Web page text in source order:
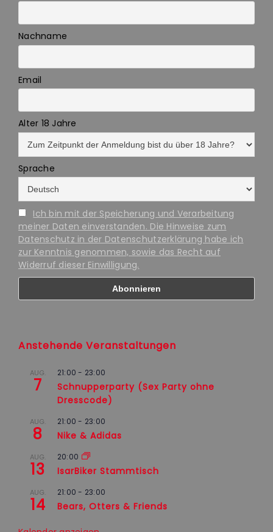
Nachname
Email
Alter 18 Jahre
Sprache
Ich bin mit der Speicherung und Verarbeitung
meiner Daten einverstanden. Die Hinweise zum
Datenschutz in der Datenschutzerklärung habe ich
zur Kenntnis genommen, sowie das Recht auf
Widerruf dieser Einwilligung.
Anstehende Veranstaltungen
AUG.
7
21:00 - 23:00
Schnupperparty (Sex Party ohne
Dresscode)
AUG.
8
21:00 - 23:00
Nike & Adidas
AUG.
13
20:00
IsarBiker Stammtisch
AUG.
14
21:00 - 23:00
Bears, Otters & Friends